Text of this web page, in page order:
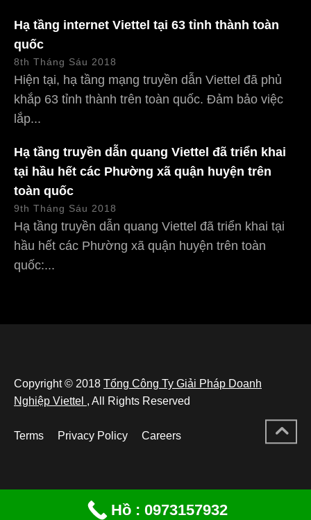
Hạ tầng internet Viettel tại 63 tỉnh thành toàn
quốc
8th Tháng Sáu 2018
Hiện tại, hạ tầng mạng truyền dẫn Viettel đã phủ
khắp 63 tỉnh thành trên toàn quốc. Đảm bảo việc
lắp...
Hạ tầng truyền dẫn quang Viettel đã triển khai
tại hầu hết các Phường xã quận huyện trên
toàn quốc
9th Tháng Sáu 2018
Hạ tầng truyền dẫn quang Viettel đã triển khai tại
hầu hết các Phường xã quận huyện trên toàn
quốc:...
Copyright © 2018 Tổng Công Ty Giải Pháp Doanh
Nghiệp Viettel , All Rights Reserved
Terms Privacy Policy Careers
Hồ : 0973157932